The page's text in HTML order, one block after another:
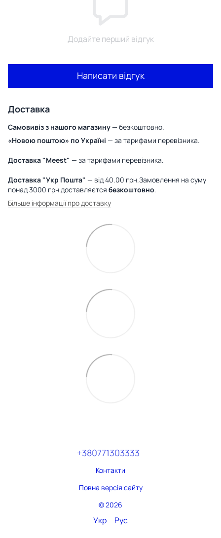
Додайте перший відгук
Написати відгук
Доставка
Самовивіз з нашого магазину— безкоштовно.
«Новою поштою» по Україні — за тарифами перевізника.
Доставка "Meest" — за тарифами перевізника.
Доставка "Укр Пошта" — від 40.00 грн.Замовлення на суму
понад 3000 грн доставляєтся безкоштовно.
Більше інформації про доставку
+380771303333
Контакти
Повна версія сайту
© 2026
Укр Рус